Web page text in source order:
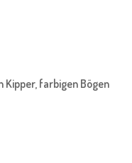
Kipper, farbigen Bögen